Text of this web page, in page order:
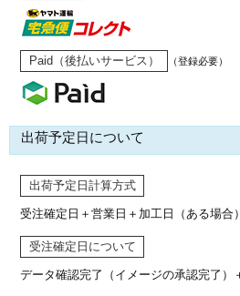
Paid（後払いサービス） （登録必要）
出荷予定日について
出荷予定日計算方式
受注確定日＋営業日＋加工日（ある場合）
受注確定日について
データ確認完了（イメージの承認完了）